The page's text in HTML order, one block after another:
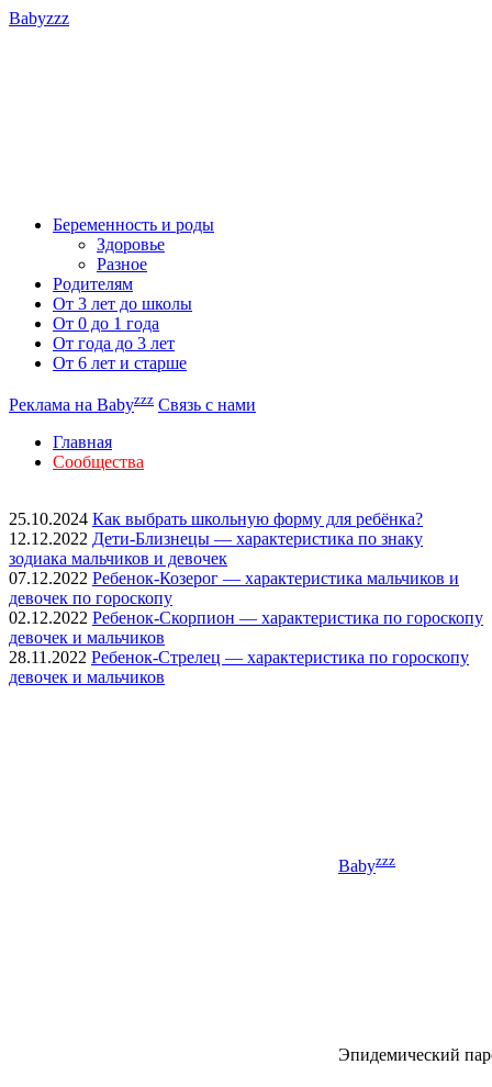
Babyzzz
Беременность и роды
Здоровье
Разное
Родителям
От 3 лет до школы
От 0 до 1 года
От года до 3 лет
От 6 лет и старше
Реклама на Babyzzz Связь с нами
Главная
Сообщества
25.10.2024 Как выбрать школьную форму для ребёнка?
12.12.2022 Дети-Близнецы — характеристика по знаку
зодиака мальчиков и девочек
07.12.2022 Ребенок-Козерог — характеристика мальчиков и
девочек по гороскопу
02.12.2022 Ребенок-Скорпион — характеристика по гороскопу
девочек и мальчиков
28.11.2022 Ребенок-Стрелец — характеристика по гороскопу
девочек и мальчиков
Babyzzz
Эпидемический